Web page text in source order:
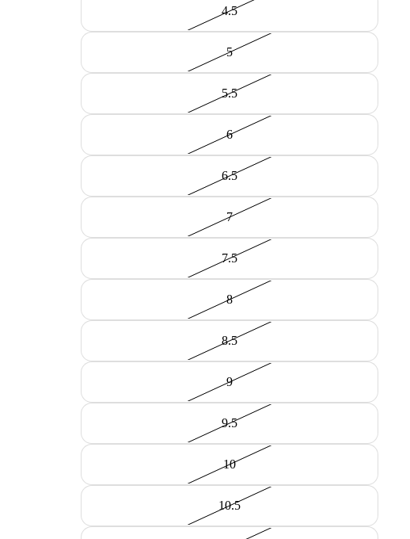
4.5
5
5.5
6
6.5
7
7.5
8
8.5
9
9.5
10
10.5